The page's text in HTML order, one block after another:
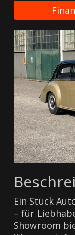
Ein Stück
– für
Showroom